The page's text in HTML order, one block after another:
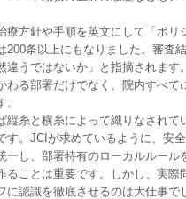
方針や手順を英文にして「ポリ
200条以上にもなりました。審査
違うではないか」と指摘されます
わる部署だけでなく、院内すべて
糸と横糸によって織りなされて
す。JCIが求めているように、安
一し、部署特有のローカルルール
ることは重要です。しかし、実際
に認識を徹底させるのは大仕事で